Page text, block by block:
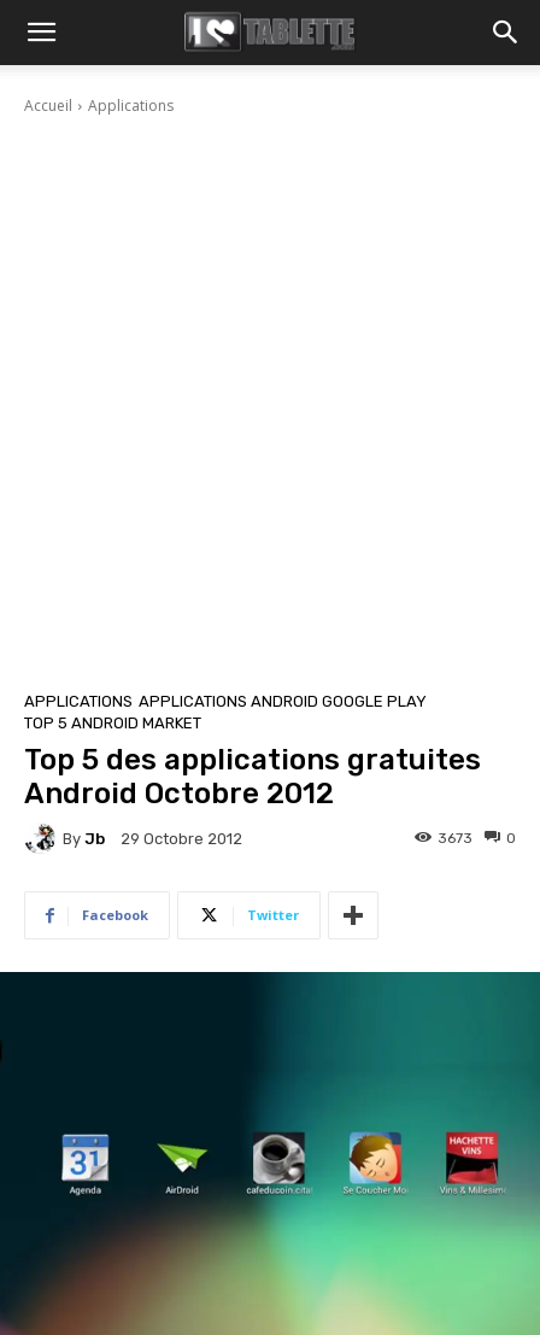
Accueil Applications
APPLICATIONS APPLICATIONS ANDROID GOOGLE PLAY
TOP 5 ANDROID MARKET
Top 5 des applications gratuites
Android Octobre 2012
By Jb 29 Octobre 2012 0
3673
Facebook Twitter